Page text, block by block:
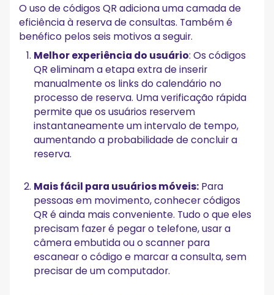
O uso de códigos QR adiciona uma camada de
eficiência à reserva de consultas. Também é
benéfico pelos seis motivos a seguir.
Melhor experiência do usuário: Os códigos
QR eliminam a etapa extra de inserir
manualmente os links do calendário no
processo de reserva. Uma verificação rápida
permite que os usuários reservem
instantaneamente um intervalo de tempo,
aumentando a probabilidade de concluir a
reserva.
Mais fácil para usuários móveis: Para
pessoas em movimento, conhecer códigos
QR é ainda mais conveniente. Tudo o que eles
precisam fazer é pegar o telefone, usar a
câmera embutida ou o scanner para
escanear o código e marcar a consulta, sem
precisar de um computador.